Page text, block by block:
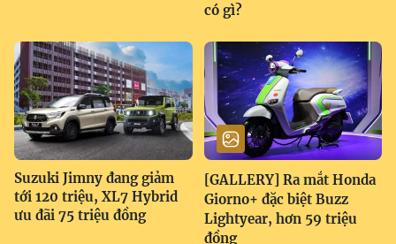
có gì?
Suzuki Jimny đang giảm
tới 120 triệu, XL7 Hybrid
ưu đãi 75 triệu đồng
[GALLERY] Ra mắt Honda
Giorno+ đặc biệt Buzz
Lightyear, hơn 59 triệu
đồng